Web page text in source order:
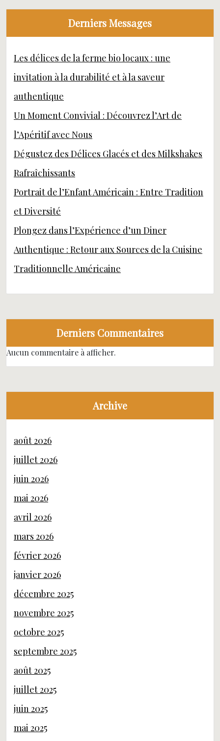
Derniers Messages
Les délices de la ferme bio locaux : une
invitation à la durabilité et à la saveur
authentique
Un Moment Convivial : Découvrez l’Art de
l’Apéritif avec Nous
Dégustez des Délices Glacés et des Milkshakes
Rafraîchissants
Portrait de l’Enfant Américain : Entre Tradition
et Diversité
Plongez dans l’Expérience d’un Diner
Authentique : Retour aux Sources de la Cuisine
Traditionnelle Américaine
Derniers Commentaires
Aucun commentaire à afficher.
Archive
août 2026
juillet 2026
juin 2026
mai 2026
avril 2026
mars 2026
février 2026
janvier 2026
décembre 2025
novembre 2025
octobre 2025
septembre 2025
août 2025
juillet 2025
juin 2025
mai 2025